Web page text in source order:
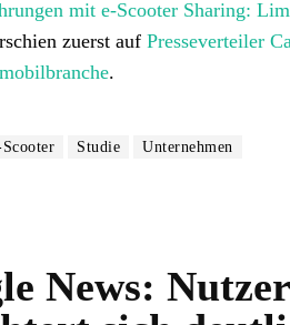
mit e-Scooter Sharing:
zuerst auf Presseverteiler
.
Studie Unternehmen
News: